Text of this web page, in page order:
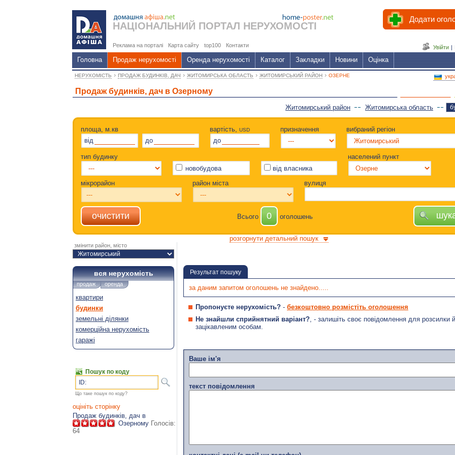
НАЦІОНАЛЬНИЙ ПОРТАЛ НЕРУХОМОСТІ
Додати
Реклама на порталі Карта сайту top100 Контакти Увійти |
Головна Продаж нерухомості Оренда нерухомості Каталог Закладки Новини Оцінка
НЕРУХОМІСТЬ › ПРОДАЖ БУДИНКІВ, ДАЧ › ЖИТОМИРСЬКА ОБЛАСТЬ › ЖИТОМИРСЬКИЙ РАЙОН › ОЗЕРНЕ
Продаж будинків, дач в Озерному
Житомирська область
Житомирський район
площа, м.кв
від
до
вартість, USD
до
призначення вибраний регіон
тип будинку
новобудова
від власника
населений пункт
мікрорайон район міста вулиця
Всього 0 оголошень
розгорнути детальний пошук
змінити район, місто
вся нерухомість
продаж оренда
квартири
будинки
земельні ділянки
комерційна нерухомість
гаражі
Пошук по коду
ID:
Що таке пошук по коду?
оцініть сторінку
Продаж будинків, дач в
Озерному Голосів:
64
Результат пошуку
за даним запитом оголошень не знайдено.....
Пропонуєте нерухомість? - безкоштовно розмістіть оголошення
Не знайшли сприйнятний варіант?, - залишіть своє повідомлення для розсилки
зацікавленим особам.
Ваше ім'я
текст повідомлення